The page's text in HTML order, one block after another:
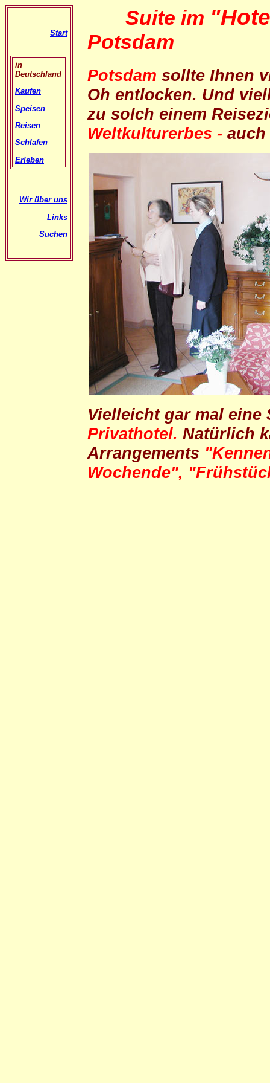
Start
in
Deutschland
Kaufen
Speisen
Reisen
Schlafen
Erleben
Wir über uns
Links
Suchen
Suite im
Potsdam
Potsdam sollte Ihnen
Oh entlocken. Und
zu solch einem
Weltkulturerbes - auch
Vielleicht gar mal
Privathotel. Natürlich
Arrangements
Wochende",